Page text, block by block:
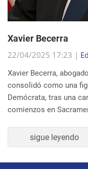
consolidó como una
Demócrata, tras una
sigue leyendo
buscar